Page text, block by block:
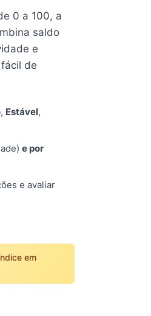
0 a 100, a
saldo
e
de
, Estável,
e por
e avaliar
em